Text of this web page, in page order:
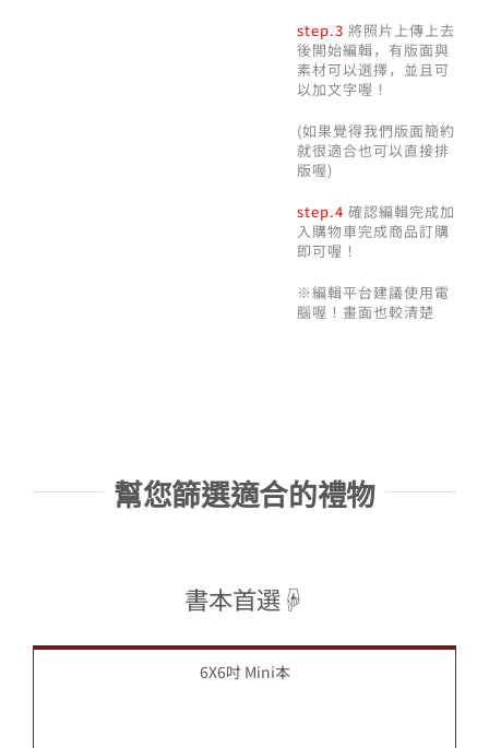
step.3將照片上傳上去
後開始編輯，有版面與
素材可以選擇，並且可
以加文字喔！
(如果覺得我們版面簡約
就很適合也可以直接排
版喔)
step.4確認編輯完成加
入購物車完成商品訂購
即可喔！
※編輯平台建議使用電
腦喔！畫面也較清楚
幫您篩選適合的禮物
書本首選☟
6X6吋 Mini本